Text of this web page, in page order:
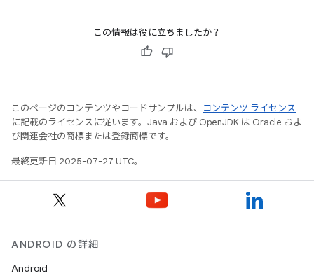
この情報は役に立ちましたか？
このページのコンテンツやコードサンプルは、
コンテンツ ライセンス
に記載のライセンスに従います。Java および OpenJDK は Oracle およ
び関連会社の商標または登録商標です。
最終更新日 2025-07-27 UTC。
ANDROID の詳細
Android